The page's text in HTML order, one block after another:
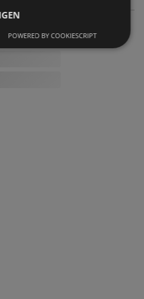
POWERED BY COOKIESCRIPT